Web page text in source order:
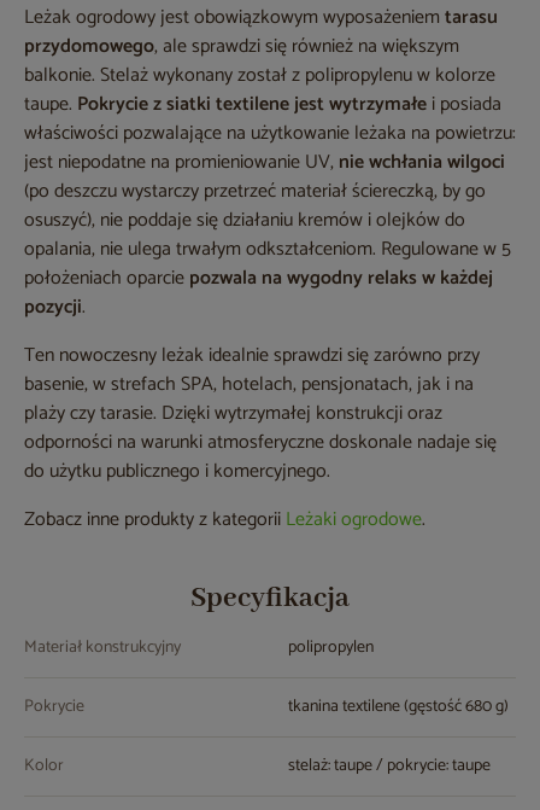
Leżak ogrodowy jest obowiązkowym wyposażeniemtarasu
przydomowego, ale sprawdzi się również na większym
balkonie. Stelaż wykonany został z polipropylenu w kolorze
taupe. Pokrycie z siatki textilene jest wytrzymałei posiada
właściwości pozwalające na użytkowanie leżaka na powietrzu:
jest niepodatne na promieniowanie UV, nie wchłania wilgoci
(po deszczu wystarczy przetrzeć materiał ściereczką, by go
osuszyć), nie poddaje się działaniu kremów i olejków do
opalania, nie ulega trwałym odkształceniom. Regulowane w 5
położeniach oparciepozwala na wygodny relaks w każdej
pozycji.
Ten nowoczesny leżak idealnie sprawdzi się zarówno przy
basenie, w strefach SPA, hotelach, pensjonatach, jak i na
plaży czy tarasie. Dzięki wytrzymałej konstrukcji oraz
odporności na warunki atmosferyczne doskonale nadaje się
do użytku publicznego i komercyjnego.
Zobacz inne produkty z kategoriiLeżaki ogrodowe.
Specyfikacja
Materiał konstrukcyjny polipropylen
Pokrycie tkanina textilene (gęstość 680 g)
Kolor stelaż: taupe / pokrycie: taupe